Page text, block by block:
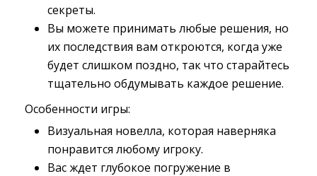
секреты.
Вы можете принимать любые решения, но
их последствия вам откроются, когда уже
будет слишком поздно, так что старайтесь
тщательно обдумывать каждое решение.
Особенности игры:
Визуальная новелла, которая наверняка
понравится любому игроку.
Вас ждет глубокое погружение в